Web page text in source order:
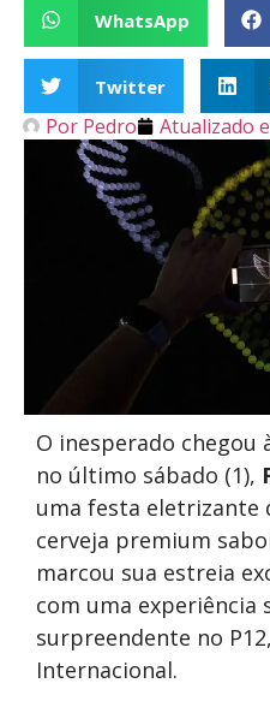
WhatsApp
Twitter
Por Pedro Atualizado
O inesperado chegou
no último sábado (1),
uma festa eletrizante
cerveja premium
marcou sua estreia
com uma experiência
surpreendente no
Internacional.